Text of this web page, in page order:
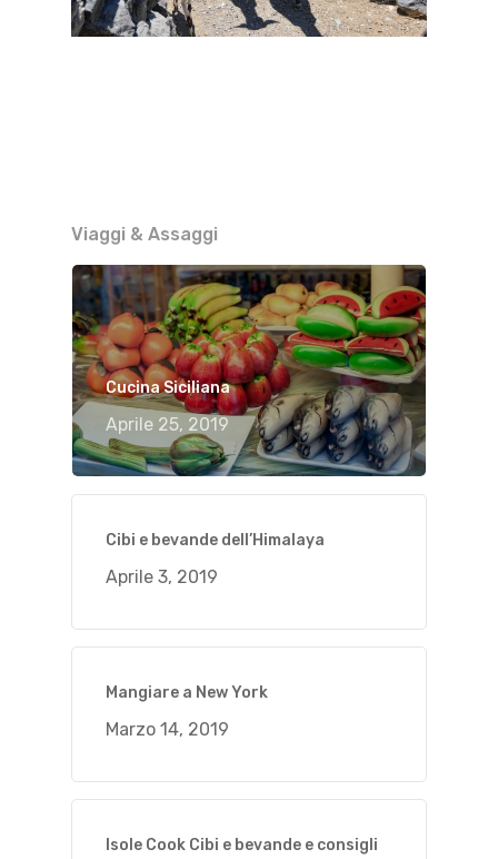
Viaggi & Assaggi
Cucina Siciliana
Aprile 25, 2019
Cibi e bevande dell’Himalaya
Aprile 3, 2019
Mangiare a New York
Marzo 14, 2019
Isole Cook Cibi e bevande e consigli